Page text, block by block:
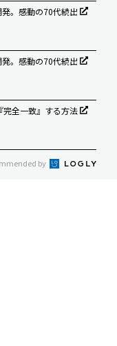
。感動の70代続出
。感動の70代続出
完全一致』する方法
by